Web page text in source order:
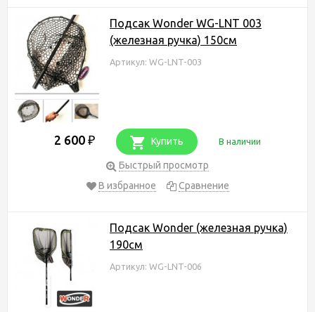
Подсак Wonder WG-LNT 003
(железная ручка) 150см
Артикул: WG-LNT-003
2 600 ₽ Купить В наличии
Быстрый просмотр
В избранное
Сравнение
Подсак Wonder (железная ручка)
190см
Артикул: WG-LNT-006